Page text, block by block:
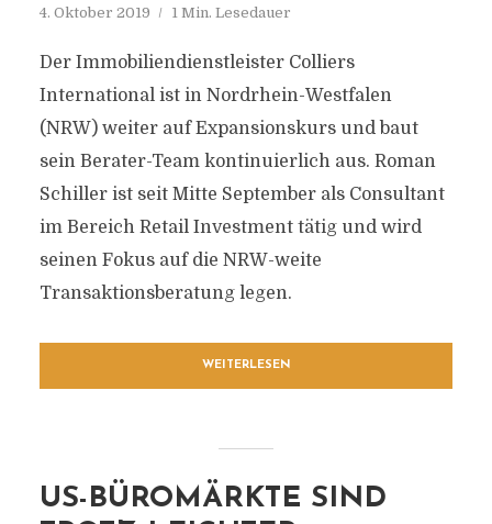
4. Oktober 2019 1 Min. Lesedauer
Der Immobiliendienstleister Colliers
International ist in Nordrhein-Westfalen
(NRW) weiter auf Expansionskurs und baut
sein Berater-Team kontinuierlich aus. Roman
Schiller ist seit Mitte September als Consultant
im Bereich Retail Investment tätig und wird
seinen Fokus auf die NRW-weite
Transaktionsberatung legen.
WEITERLESEN
US-BÜROMÄRKTE SIND